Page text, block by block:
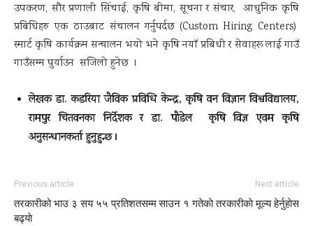
उपकरण, सौर प्रणाली सिंचाई, कृषि बीमा, सूचना र संचार, आधुनिक कृषि
प्रबिधिहरु एक ठाउबाट संचालन गर्नुपर्दछ (Custom Hiring Centers)
स्मार्ट कृषि कार्यक्रम सन्चालन भयो भने कृषि नयाँ प्रबिधी र सेवाहरू लाई गाउँ
गाउँसम्म पुर्याउन सजिलो हुनेछ ।
लेखक डा. कडरिया जैविक प्रविधि केन्द्र, कृषि वन विज्ञान विश्वविद्यालय,
रामपुर चितवनका निर्देशक र डा. पाैडेल कृषि विज्ञ एवम कृषि
अनुसन्धानकर्ता हुनुहुन्छ ।
Previous article
तरकारीको भाउ ३ सय ५५ प्रतिशतसम्म
बढ्याे
Next article
साउन १ गतेकाे तरकारीकाे मूल्य हेर्नुहाेस